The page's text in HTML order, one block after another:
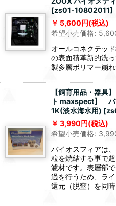
[zs01-10802011]
5,600円(税込)
希望小売価格:
オールコネクテッ
の表面積革新的洗
製多層ポリマー崩
【飼育用品・器具
ト maxspect】
1K(淡水海水用) [
3,990円(税込)
希望小売価格:
バイオスフィアは
粒を焼結する事で
濾材です。表層部
過を行うため、ラ
還元（脱窒）を同